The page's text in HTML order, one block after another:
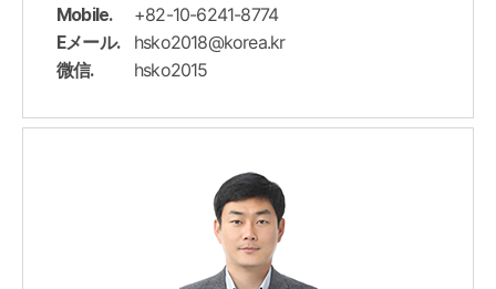
Mobile. +82-10-6241-8774
Eメール. hsko2018@korea.kr
微信. hsko2015